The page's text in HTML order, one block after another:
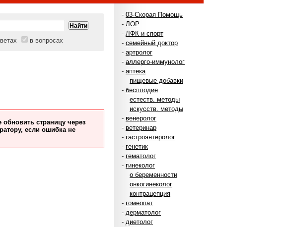
- 03-Скорая Помощь
- ЛОР
- ЛФК и спорт
- семейный доктор
- артролог
- аллерго-иммунолог
- аптека
пищевые добавки
- бесплодие
естеств. методы
искусств. методы
- венеролог
- ветеринар
- гастроэнтеролог
- генетик
- гематолог
- гинеколог
о беременности
онкогинеколог
контрацепция
- гомеопат
- дерматолог
- диетолог
в вопросах
страницу через
если ошибка не